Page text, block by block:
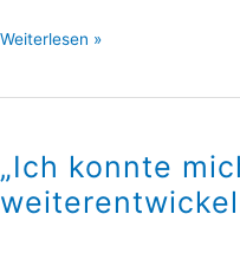
Weiterlesen »
„Ich konnte
mich
extrem
weiterentwickeln“